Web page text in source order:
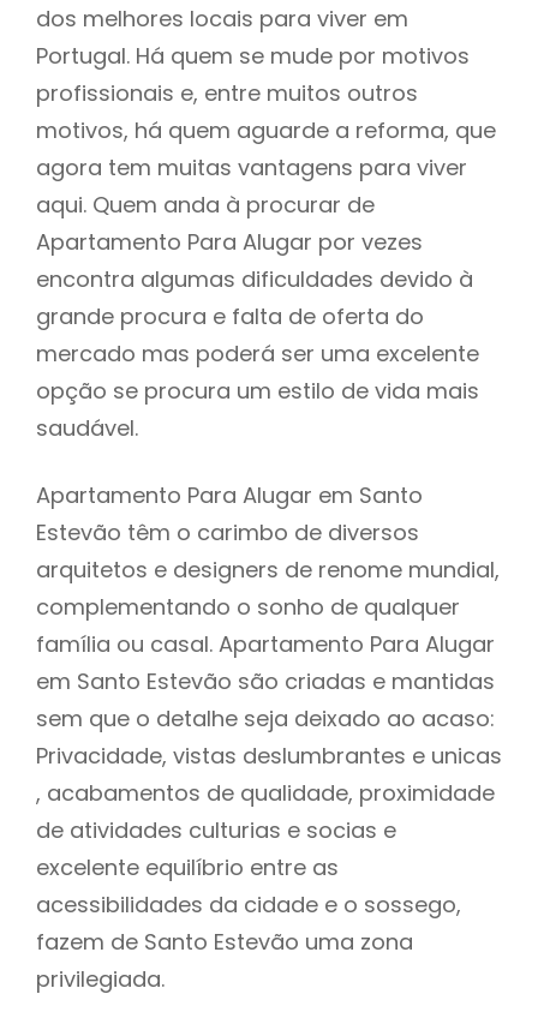
dos melhores locais para viver em
Portugal. Há quem se mude por motivos
profissionais e, entre muitos outros
motivos, há quem aguarde a reforma, que
agora tem muitas vantagens para viver
aqui. Quem anda à procurar de
Apartamento Para Alugar por vezes
encontra algumas dificuldades devido à
grande procura e falta de oferta do
mercado mas poderá ser uma excelente
opção se procura um estilo de vida mais
saudável.
Apartamento Para Alugar em Santo
Estevão têm o carimbo de diversos
arquitetos e designers de renome mundial,
complementando o sonho de qualquer
família ou casal. Apartamento Para Alugar
em Santo Estevão são criadas e mantidas
sem que o detalhe seja deixado ao acaso:
Privacidade, vistas deslumbrantes e unicas
, acabamentos de qualidade, proximidade
de atividades culturias e socias e
excelente equilíbrio entre as
acessibilidades da cidade e o sossego,
fazem de Santo Estevão uma zona
privilegiada.